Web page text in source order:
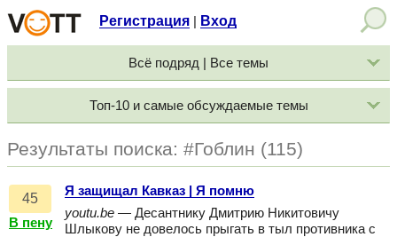
Регистрация Вход
Всё подряд | Все темы
Топ-10 и самые обсуждаемые темы
Результаты поиска: #Гоблин (115)
45
В пену
Я защищал Кавказ | Я помню
youtu.be — Десантнику Дмитрию Никитовичу
Шлыкову не довелось прыгать в тыл противника с